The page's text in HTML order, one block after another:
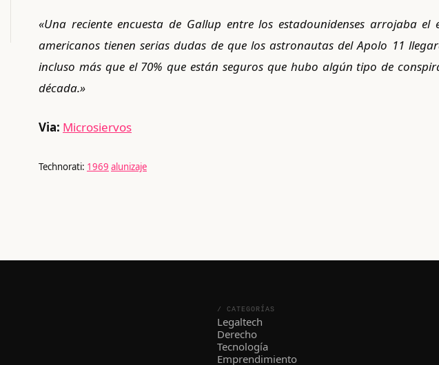
«Una reciente encuesta de Gallup entre los estadounidenses arrojaba
americanos tienen serias dudas de que los astronautas del Apolo 11
incluso más que el 70% que están seguros que hubo algún tipo de
década.»
Via: Microsiervos
Technorati: 1969 alunizaje
/ CATEGORÍAS
Legaltech
Derecho
Tecnología
Emprendimiento